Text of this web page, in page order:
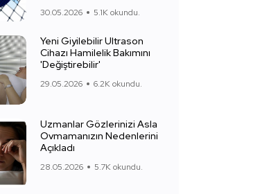
30.05.2026 5.1K okundu.
Yeni Giyilebilir Ultrason
Cihazı Hamilelik Bakımını
'Değiştirebilir'
29.05.2026 6.2K okundu.
Uzmanlar Gözlerinizi Asla
Ovmamanızın Nedenlerini
Açıkladı
28.05.2026 5.7K okundu.